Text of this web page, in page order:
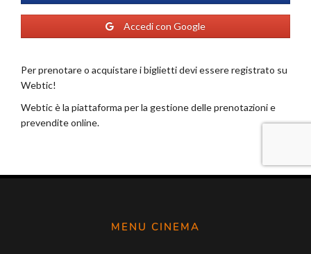
MENU CINEMA